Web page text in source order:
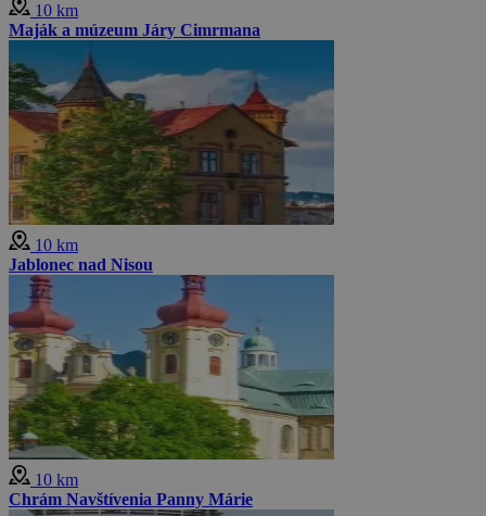
10 km
Maják a múzeum Járy Cimrmana
10 km
Jablonec nad Nisou
10 km
Chrám Navštívenia Panny Márie